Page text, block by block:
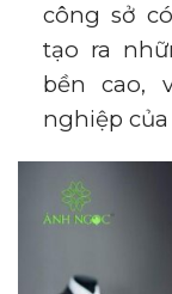
công sở
tạo ra
bền cao,
nghiệp